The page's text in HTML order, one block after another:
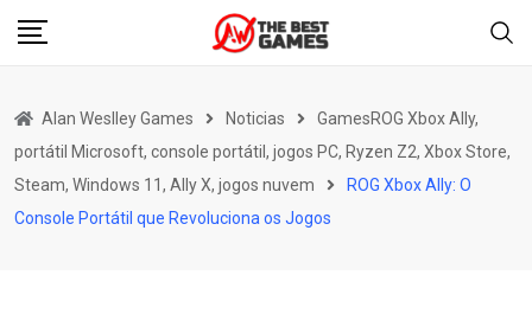
Skip
Alan Weslley Games Noticias
GamesROG Xbox Ally,
portátil Microsoft, console portátil, jogos PC, Ryzen Z2, Xbox Store,
Steam, Windows 11, Ally X, jogos nuvem
ROG Xbox Ally: O
Console Portátil que Revoluciona os Jogos